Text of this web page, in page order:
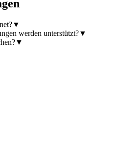
▼
werden unterstützt?▼
▼